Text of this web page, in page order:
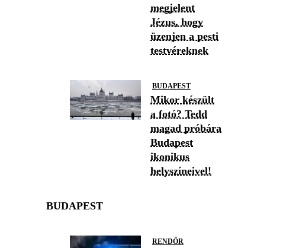
megjelent
Jézus, hogy
üzenjen a pesti
testvéreknek
BUDAPEST
Mikor készült
a fotó? Tedd
magad próbára
Budapest
ikonikus
helyszíneivel!
BUDAPEST
RENDŐR